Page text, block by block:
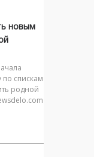
новым
по спискам
родной